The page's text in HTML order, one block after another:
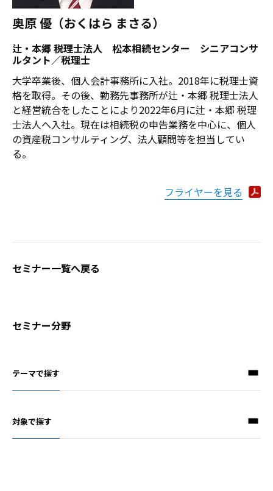
奥原 優（おくはら まさる）
辻・本郷 税理士法人 松本相続センター シニアコンサ
ルタント／税理士
大学卒業後、個人会計事務所に入社。2018年に税理士資
格を取得。その後、勤務先事務所が辻・本郷 税理士法人
と経営統合をしたことにより2022年6月に辻・本郷 税理
士法人へ入社。現在は相続税の申告業務を中心に、個人
の資産税コンサルティング、法人顧問等を担当してい
る。
フライヤーを見る
セミナー一覧へ戻る
セミナー分野
テーマで探す
対象で探す